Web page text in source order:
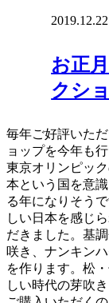
2019.12.22
お正
クシ
毎年ご好評いた
ョップを今年も
東京オリンピッ
本という国を意
る年になりそう
しい日本を感じ
だきました。基
咲き、ナンキン
を作ります。松
しい時代の芽吹